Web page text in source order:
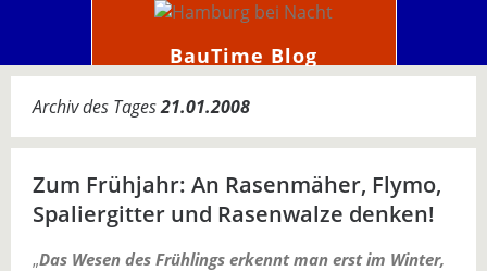
BauTime Blog
Archiv des Tages21.01.2008
Zum Frühjahr: An Rasenmäher, Flymo,
Spaliergitter und Rasenwalze denken!
„Das Wesen des Frühlings erkennt man erst im Winter,